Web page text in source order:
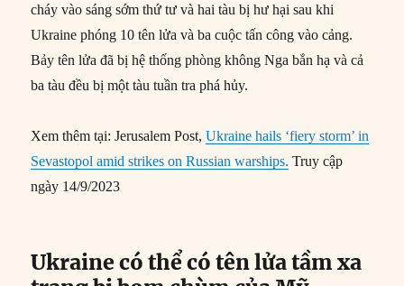
cháy vào sáng sớm thứ tư và hai tàu bị hư hại sau khi
Ukraine phóng 10 tên lửa và ba cuộc tấn công vào cảng.
Bảy tên lửa đã bị hệ thống phòng không Nga bắn hạ và cả
ba tàu đều bị một tàu tuần tra phá hủy.
Xem thêm tại: Jerusalem Post,Ukraine hails ‘fiery storm’ in
Sevastopol amid strikes on Russian warships. Truy cập
ngày 14/9/2023
Ukraine có thể có tên lửa tầm xa